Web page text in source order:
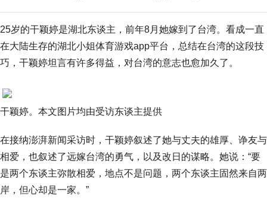
25岁的干颖婷是湖北东谈主，前年8月她嫁到了台湾。看成一直
在大陆生存的湖北小姐体育游戏app平台，总结在台湾的这段技
巧，干颖婷坦言有许多得益，对台湾的意志也愈加久了。
干颖婷。本文图片均由受访东谈主提供
在接纳澎湃新闻采访时，干颖婷叙述了她与丈夫的雄厚、诤友与
相爱，也叙述了远嫁台湾的勇气，以及改日的谋略。她说：“要
是两个东谈主弥散相爱，地点不是问题，两个东谈主固然来自两
岸，但心却是一家。”